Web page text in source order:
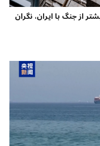
از جنگ با ایران، نگران